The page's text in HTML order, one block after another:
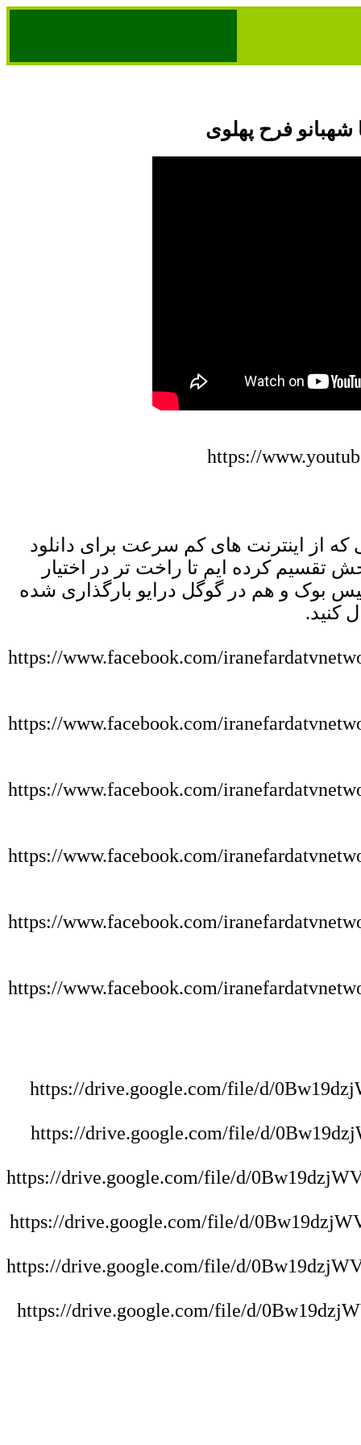
فرح پهلوی
https://
از اینترنت های کم سرعت برای دانلود
میکنند برنامه را به 6 بخش تقسیم کرده ایم تا راخت تر در اختیار
بوک و هم در گوگل درایو بارگذاری شده
کنید.
https://www.facebook.com/
https://www.facebook.com/
https://www.facebook.com/
https://www.facebook.com/
https://www.facebook.com/
https://www.facebook.com/
https://drive.google.com/file/d/
https://drive.google.com/file/d/
https://drive.google.com/file/d/
https://drive.google.com/file/d/
https://drive.google.com/file/d/
https://drive.google.com/file/d/